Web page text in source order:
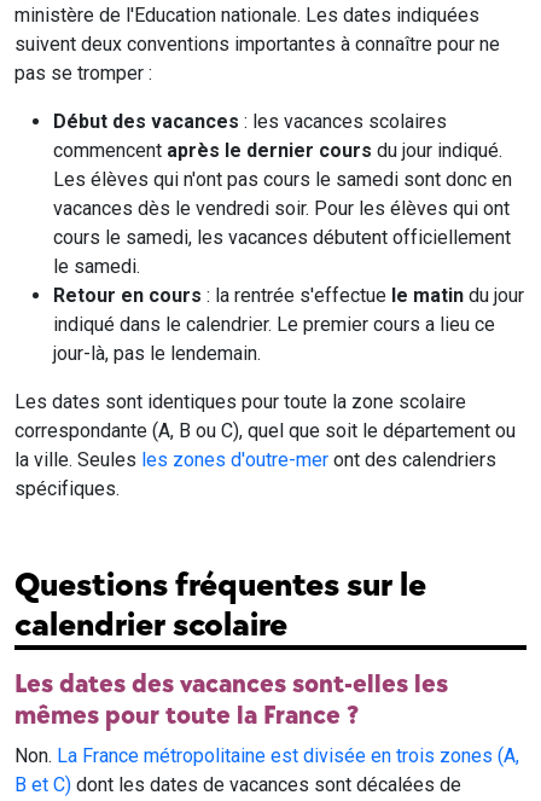
ministère de l'Education nationale. Les dates indiquées
suivent deux conventions importantes à connaître pour ne
pas se tromper :
Début des vacances : les vacances scolaires
commencent après le dernier cours du jour indiqué.
Les élèves qui n'ont pas cours le samedi sont donc en
vacances dès le vendredi soir. Pour les élèves qui ont
cours le samedi, les vacances débutent officiellement
le samedi.
Retour en cours : la rentrée s'effectue le matin du jour
indiqué dans le calendrier. Le premier cours a lieu ce
jour-là, pas le lendemain.
Les dates sont identiques pour toute la zone scolaire
correspondante (A, B ou C), quel que soit le département ou
la ville. Seules les zones d'outre-mer ont des calendriers
spécifiques.
Questions fréquentes sur le
calendrier scolaire
Les dates des vacances sont-elles les
mêmes pour toute la France ?
Non. La France métropolitaine est divisée en trois zones (A,
B et C) dont les dates de vacances sont décalées de